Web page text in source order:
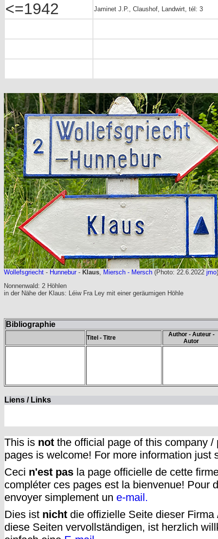
<=1942 Jaminet J.P., Claushof, Landwirt, tél: 3
Wollefsgriecht - Hunnebur- Klaus Miersch - Mersch (Photo: 22.6.2022 jmo)
Nonnenwald: 2 Höhlen
in der Nähe der Klaus: Léiw Fra Ley mit einer geräumigen Höhle
Bibliographie
Titel - Titre
Author - Auteur -
Autor
Liens / Links
This is not the official page of this company
pages is welcome! For more information just
Ceci n'est pas la page officielle de cette
compléter ces pages est la bienvenue! Pour
envoyer simplement un e-mail.
Dies ist nicht die offizielle Seite dieser
diese Seiten vervollständigen, ist herzlich